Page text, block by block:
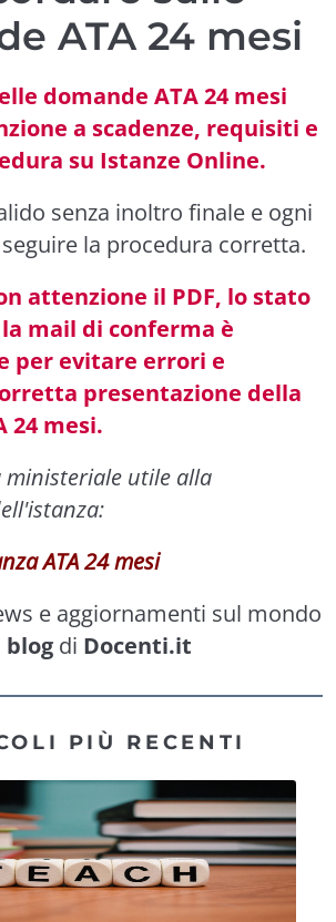
ATA 24 mesi
domande ATA 24 mesi
a scadenze, requisiti e
su Istanze Online.
senza inoltro finale e ogni
la procedura corretta.
attenzione il PDF, lo stato
la mail di conferma è
per evitare errori e
presentazione della
24 mesi.
ministeriale utile alla
ATA 24 mesi
e aggiornamenti sul mondo
blog di Docenti.it
PIÙ RECENTI